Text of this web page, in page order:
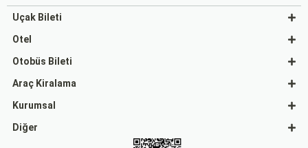
Uçak Bileti
Otel
Otobüs Bileti
Araç Kiralama
Kurumsal
Diğer